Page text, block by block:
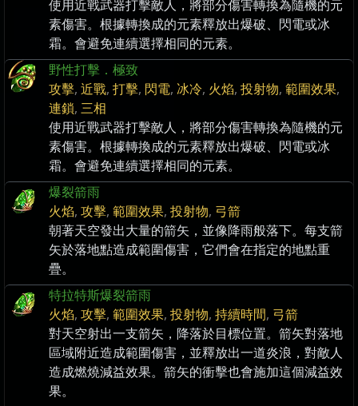
使用近戰武器打擊敵人，將部分傷害轉換為隨機的元
素傷害。根據轉換成的元素釋放出爆破、閃電或冰
霜。會避免連續選擇相同的元素。
野性打擊．極致
攻擊, 近戰, 打擊, 閃電, 冰冷, 火焰, 投射物, 範圍效果,
連鎖, 三相
使用近戰武器打擊敵人，將部分傷害轉換為隨機的元
素傷害。根據轉換成的元素釋放出爆破、閃電或冰
霜。會避免連續選擇相同的元素。
爆裂箭雨
火焰, 攻擊, 範圍效果, 投射物, 弓箭
朝著天空發出大量的箭矢，並像降雨般落下。每支箭
矢於落地點造成範圍傷害，它們會在指定的地點重
疊。
特拉特斯爆裂箭雨
火焰, 攻擊, 範圍效果, 投射物, 持續時間, 弓箭
對天空射出一支箭矢，降落於目標位置。箭矢對落地
區域附近造成範圍傷害，並釋放出一道炎浪，對敵人
造成燃燒減益效果。箭矢的衝擊也會施加這個減益效
果。